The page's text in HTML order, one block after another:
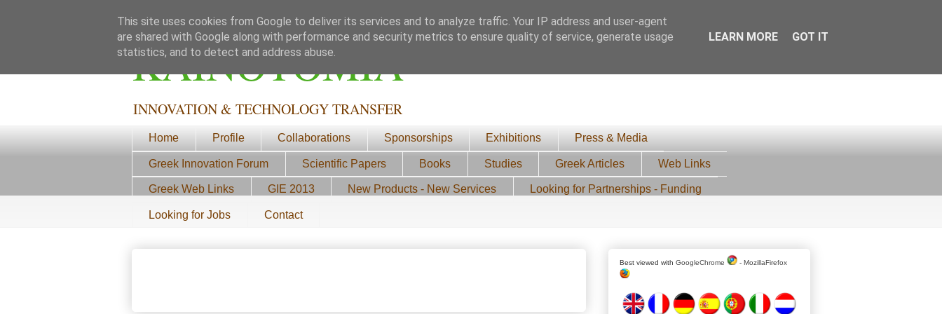
ΚΑΙΝΟΤΟΜΙΑ
INNOVATION & TECHNOLOGY TRANSFER
Home Profile Collaborations Sponsorships Exhibitions Press & Media
Greek Innovation Forum Scientific Papers Books Studies Greek Articles Web Links
Greek Web Links GIE 2013 New Products - New Services Looking for Partnerships - Funding
Looking for Jobs Contact
Best viewed with GoogleChrome - MozillaFirefox
This site uses cookies from Google to deliver its services and to analyze traffic. Your IP address and user-agent
are shared with Google along with performance and security metrics to ensure quality of service, generate usage
statistics, and to detect and address abuse.
LEARN MORE GOT IT